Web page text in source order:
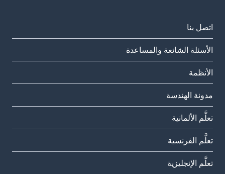
اتصل بنا
الأسئلة الشائعة والمساعدة
الأنظمة
مدونة الهندسة
تعلَّم الألمانية
تعلَّم الفرنسية
تعلَّم الإنجليزية